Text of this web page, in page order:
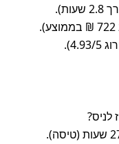
5).
לניס?